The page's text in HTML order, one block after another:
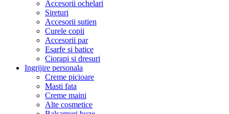
Accesorii ochelari
Sireturi
Accesorii sutien
Curele copii
Accesorii par
Esarfe si batice
Ciorapi si dresuri
Ingrijire personala
Creme picioare
Masti fata
Creme maini
Alte cosmetice